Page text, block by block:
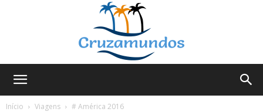
Início
Viagens # América 2016